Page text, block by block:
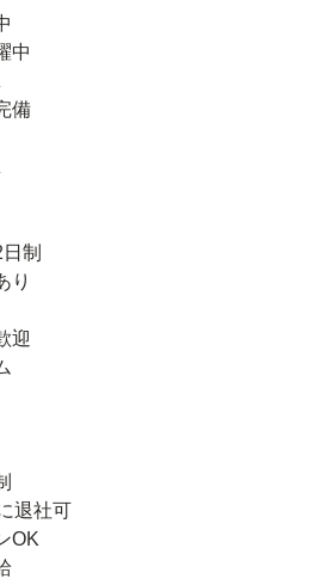
中
備
制
り
迎
退社可
OK